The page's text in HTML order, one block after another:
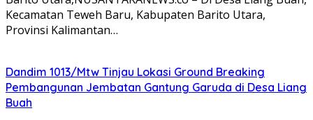
Kecamatan Teweh Baru, Kabupaten Barito Utara,
Provinsi Kalimantan…
Dandim 1013/Mtw Tinjau Lokasi Ground Breaking
Pembangunan Jembatan Gantung Garuda di Desa Liang
Buah